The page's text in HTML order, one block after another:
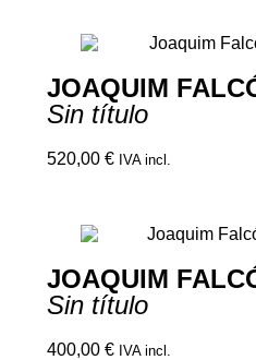
JOAQUIM
Sin título
520,00 € IVA incl.
JOAQUIM
Sin título
400,00 € IVA incl.